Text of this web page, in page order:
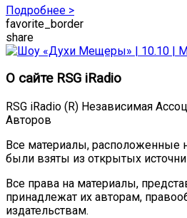
Подробнее >
favorite_border
share
О сайте RSG iRadio
RSG iRadio (R) Независимая
Авторов
Все материалы, расположенные
были взяты из открытых
Все права на материалы,
принадлежат их авторам,
издательствам.